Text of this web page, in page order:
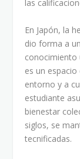
las
En Japón, la
dio forma a
conocimiento
es un
entorno y a
estudiante
bienestar
siglos, se
tecnificadas.